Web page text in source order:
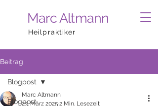
Marc Altmann
Heilpraktiker
Beitrag
Blogpost
Blogpost
Marc Altmann
23. März 2025 2 Min. Lesezeit